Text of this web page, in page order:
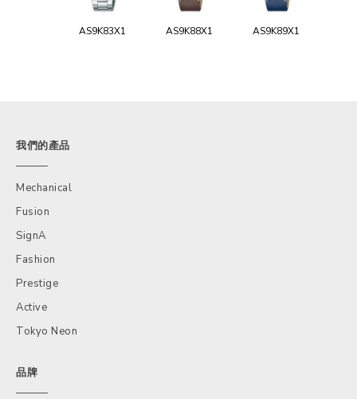
AS9K83X1 AS9K88X1 AS9K89X1
我們的產品
Mechanical
Fusion
SignA
Fashion
Prestige
Active
Tokyo Neon
品牌